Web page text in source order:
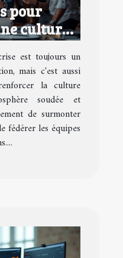
pour
culture
crise
est toujours un
mais c'est aussi
la culture
soudée et
de surmonter
fédérer les équipes